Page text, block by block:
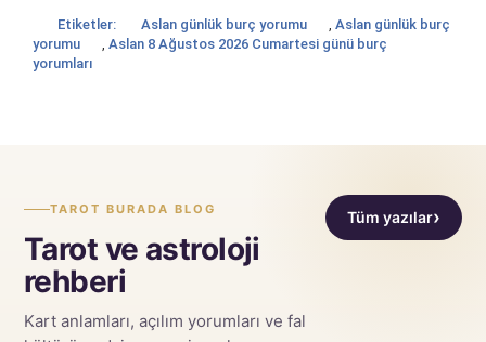
Etiketler: Aslan günlük burç yorumu , Aslan günlük burç
yorumu
, Aslan 8 Ağustos 2026 Cumartesi günü burç
yorumları
TAROT BURADA BLOG
Tarot ve astroloji
rehberi
Kart anlamları, açılım yorumları ve fal
Tüm yazılar